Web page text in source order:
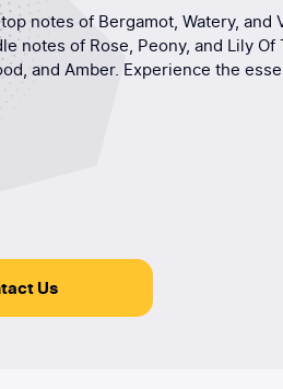
notes of Bergamot, Watery, and
notes of Rose, Peony, and Lily
and Amber. Experience the
Us